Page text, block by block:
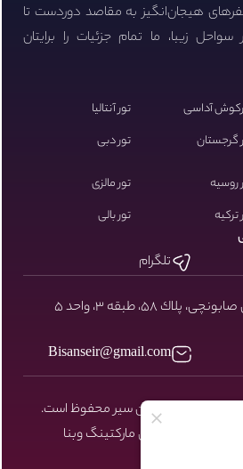
هیجان‌انگیز به مقاصد دوردست تا
زیبا، ما تمام جزئیات را برایتان
آداسی
تور آنتالیا
گرجستان تور دبی
روسیه
تور مالزی
ترکیه تور بالی
تلگرام
٥٨، طبقه ٣، واحد ٥
Bisanseir@gmail.com
سایت نزد بیسان سیر محفوظ است.
شرکت دیجیتال مارکتینگوبنا